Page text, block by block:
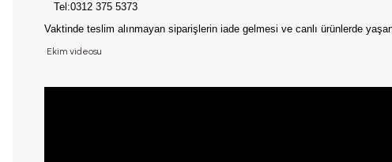
Tel:0312 375 5373
Vaktinde teslim alınmayan siparişlerin iade gelmesi ve canlı ürünlerde
Ekim videosu